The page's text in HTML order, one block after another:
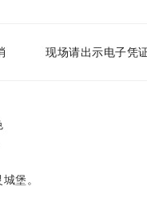
现场请出示电子凭
堡。